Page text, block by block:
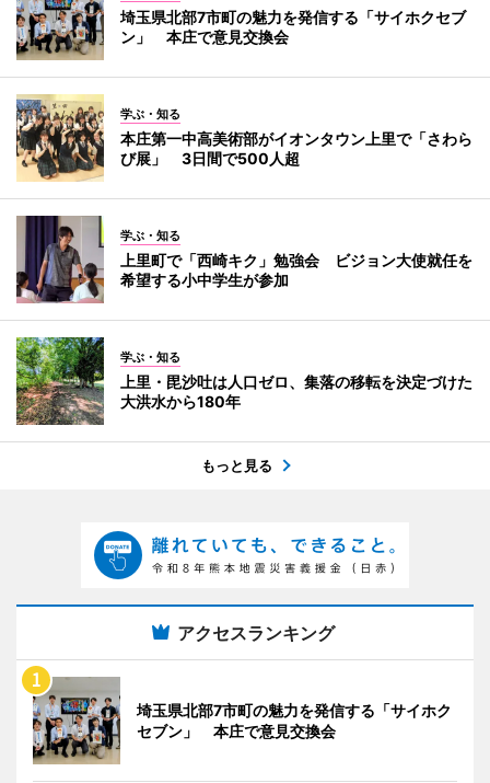
埼玉県北部7市町の魅力を発信する「サイホクセブ
ン」 本庄で意見交換会
学ぶ・知る
本庄第一中高美術部がイオンタウン上里で「さわら
び展」 3日間で500人超
学ぶ・知る
上里町で「西崎キク」勉強会 ビジョン大使就任を
希望する小中学生が参加
学ぶ・知る
上里・毘沙吐は人口ゼロ、集落の移転を決定づけた
大洪水から180年
もっと見る
アクセスランキング
埼玉県北部7市町の魅力を発信する「サイホク
セブン」 本庄で意見交換会